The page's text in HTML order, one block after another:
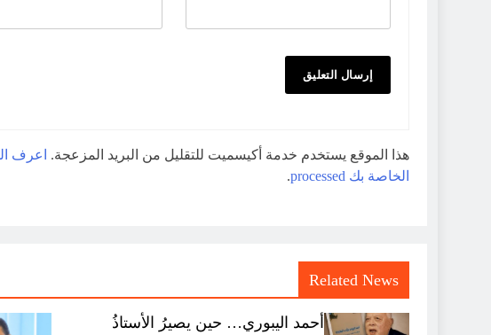
هذا الموقع يستخدم خدمة أكيسميت للتقليل من البريد المزعجة.
اعرف
الخاصة بك processed
.
Related News
أحمد اليبوري… حين يصيرُ الأستاذُ